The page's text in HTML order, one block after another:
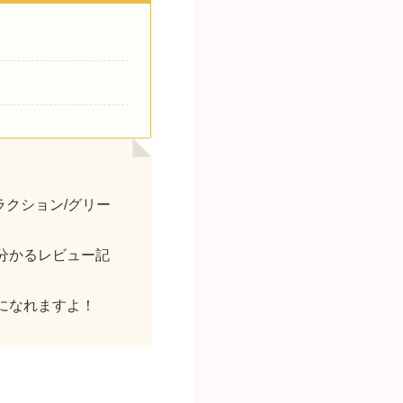
クション/グリー
かるレビュー記
れますよ！